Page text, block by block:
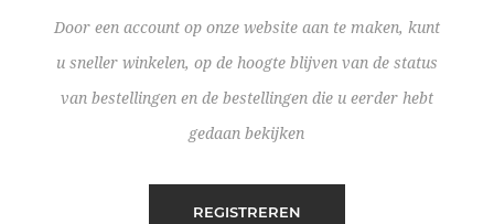
Door een account op onze website aan te maken, kunt
u sneller winkelen, op de hoogte blijven van de status
van bestellingen en de bestellingen die u eerder hebt
gedaan bekijken
REGISTREREN